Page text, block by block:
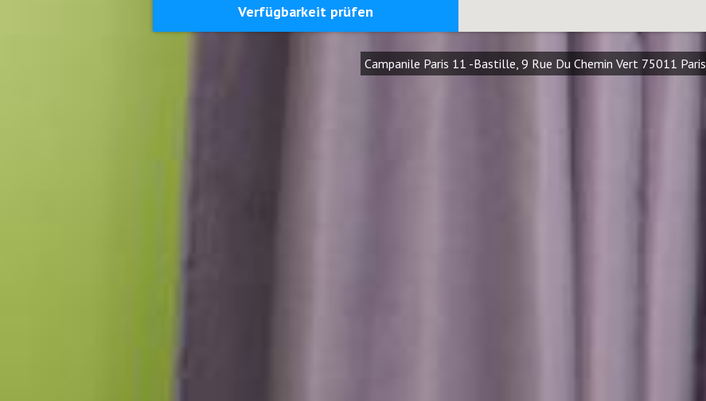
Verfügbarkeit prüfen
Campanile Paris 11 -Bastille, 9 Rue Du Chemin Vert 75011 Paris